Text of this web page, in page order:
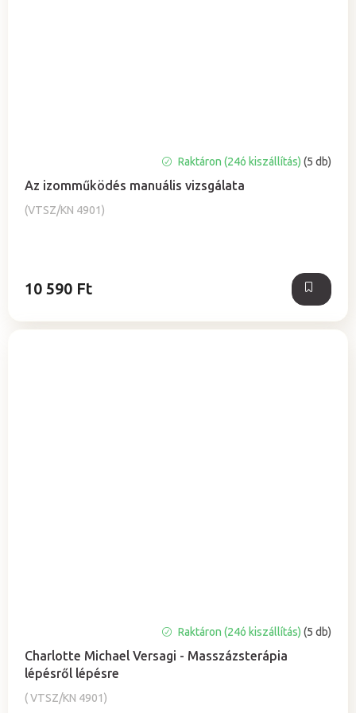
Az izomműködés manuális vizsgálata
(VTSZ/KN 4901)
termék
átlagos
értékelése
Raktáron (24ó kiszállítás)(5 db)
10 590 Ft
Charlotte Michael Versagi - Masszázsterápia
lépésről lépésre
( VTSZ/KN 4901)
átlagos
értékelése
5-
Raktáron (24ó kiszállítás)(5 db)